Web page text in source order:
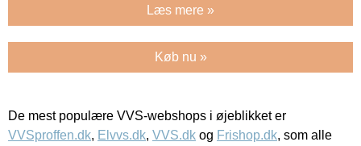
Læs mere »
Køb nu »
De mest populære VVS-webshops i øjeblikket er
VVSproffen.dk, Elvvs.dk, VVS.dk og Frishop.dk, som alle